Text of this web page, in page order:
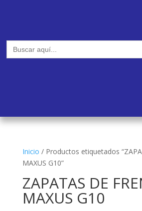
Buscar:
Inicio / Productos etiquetados
MAXUS G10”
ZAPATAS DE
MAXUS G10